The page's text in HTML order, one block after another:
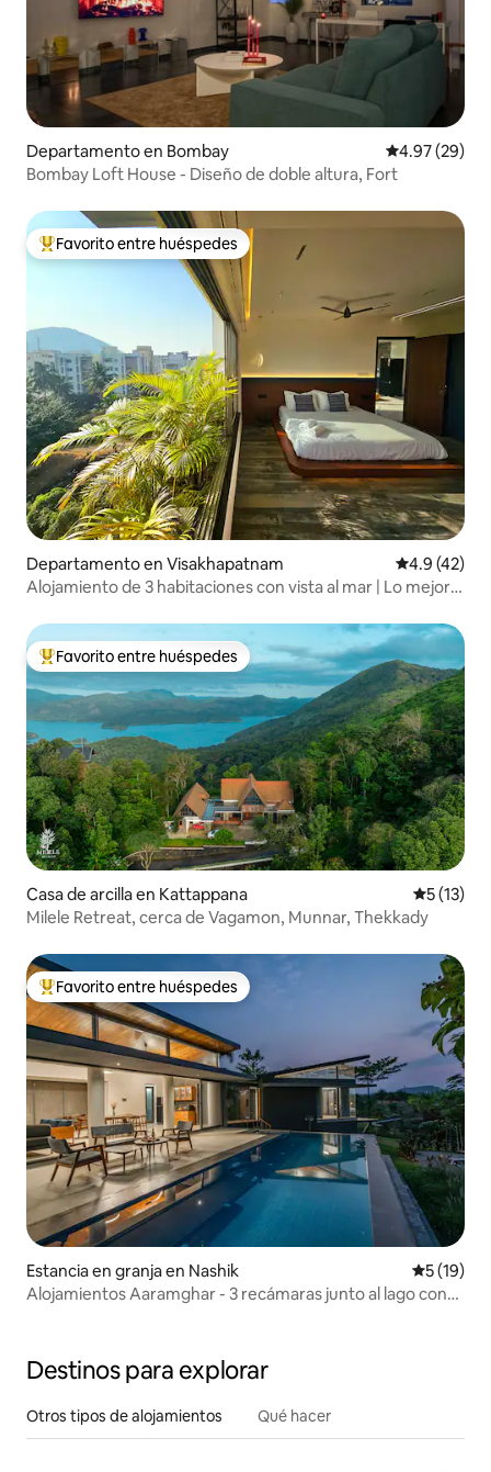
Departamento en Bombay Calificación
4.97 (29)
Bombay Loft House - Diseño de doble altura, Fort
De los mejores en Favorito entre huéspedes
Favorito entre huéspedes
Departamento en Visakhapatnam Calificación
4.9 (42)
Alojamiento de 3 habitaciones con vista al mar | Lo mejor
De los mejores en Favorito entre huéspedes
Favorito entre huéspedes
Casa de arcilla en Kattappana
5 (13)
Milele Retreat, cerca de Vagamon, Munnar, Thekkady
De los mejores en Favorito entre huéspedes
Favorito entre huéspedes
Estancia en granja en Nashik
5 (19)
Alojamientos Aaramghar - 3 recámaras junto al lago con
Destinos para explorar
Otros tipos de alojamientos Qué hacer